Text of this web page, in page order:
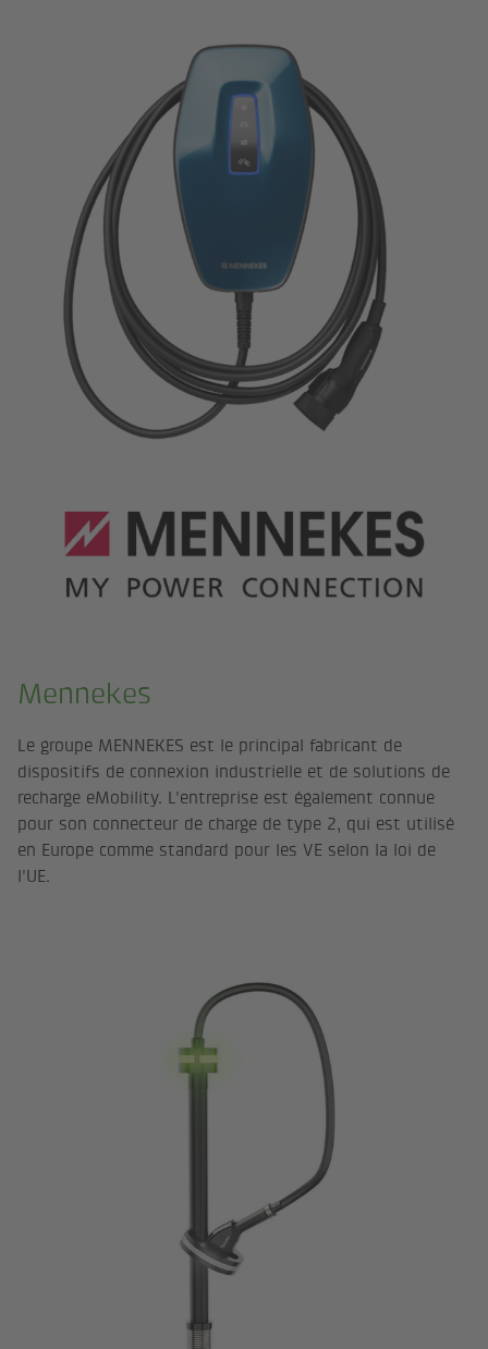
Mennekes
Le groupe MENNEKES est le principal fabricant de
dispositifs de connexion industrielle et de solutions de
recharge eMobility. L'entreprise est également connue
pour son connecteur de charge de type 2, qui est utilisé
en Europe comme standard pour les VE selon la loi de
l'UE.